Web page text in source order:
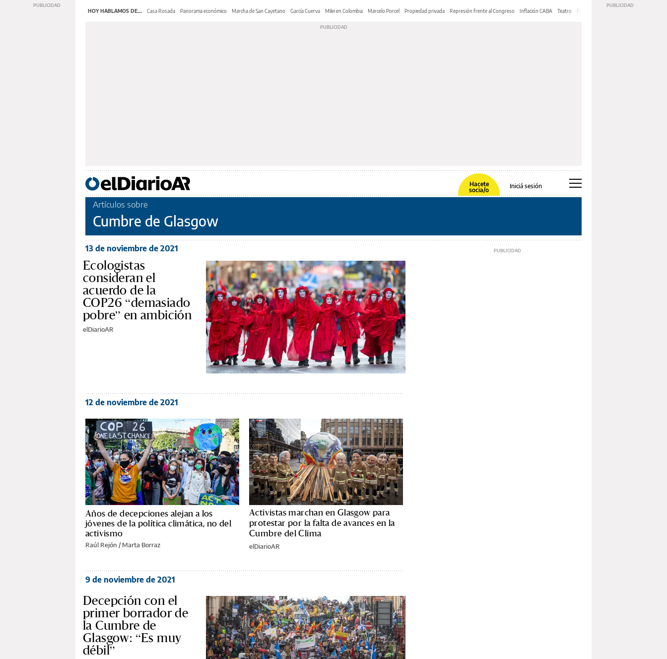
HOY HABLAMOS DE... Casa Rosada Panorama económico Marcha de San Cayetano García Cuerva Milei en Colombia Marcelo Porcel Propiedad privada Represión frente al Congreso Inflación CABA Teatro Feria de Editores
Hacete
socia/o
Iniciá sesión
Artículos sobre
Cumbre de Glasgow
13 de noviembre de 2021
Ecologistas
consideran el
acuerdo de la
COP26 “demasiado
pobre” en ambición
elDiarioAR
12 de noviembre de 2021
Años de decepciones alejan a los
jóvenes de la política climática, no del
activismo
Raúl Rejón / Marta Borraz
Activistas marchan en Glasgow para
protestar por la falta de avances en la
Cumbre del Clima
elDiarioAR
9 de noviembre de 2021
Decepción con el
primer borrador de
la Cumbre de
Glasgow: “Es muy
débil”